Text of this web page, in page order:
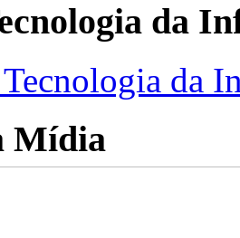
da
da
Mídia